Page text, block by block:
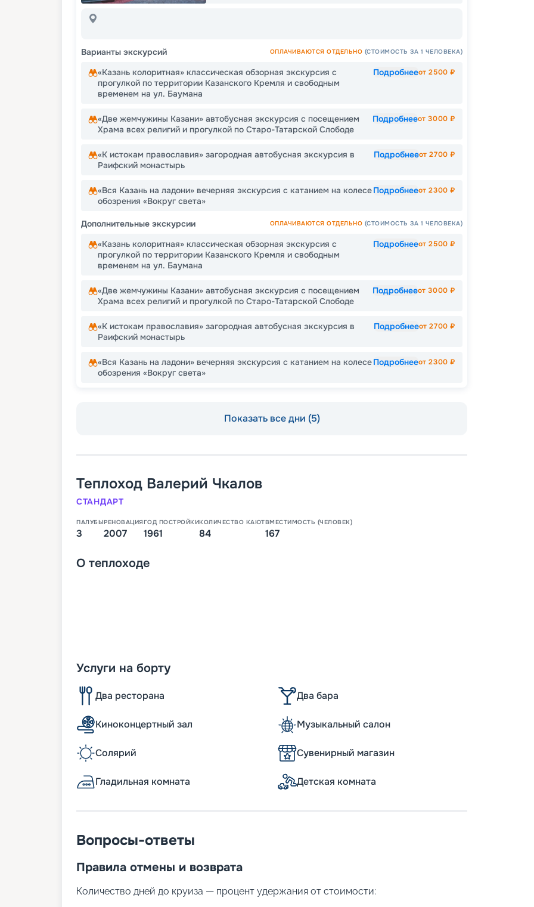
Варианты экскурсий ОПЛАЧИВАЮТСЯ ОТДЕЛЬНО (СТОИМОСТЬ ЗА 1 ЧЕЛОВЕКА)
«Казань колоритная» классическая обзорная экскурсия с
прогулкой по территории Казанского Кремля и свободным
временем на ул. Баумана
Подробнееот2500 ₽
«Две жемчужины Казани» автобусная экскурсия с посещением
Храма всех религий и прогулкой по Старо-Татарской Слободе
Подробнееот3000 ₽
«К истокам православия» загородная автобусная экскурсия в
Раифский монастырь
Подробнееот2700 ₽
«Вся Казань на ладони» вечерняя экскурсия с катанием на колесе
обозрения «Вокруг света»
Подробнееот2300 ₽
Дополнительные экскурсии ОПЛАЧИВАЮТСЯ ОТДЕЛЬНО (СТОИМОСТЬ ЗА 1 ЧЕЛОВЕКА)
«Казань колоритная» классическая обзорная экскурсия с
прогулкой по территории Казанского Кремля и свободным
временем на ул. Баумана
Подробнееот2500 ₽
«Две жемчужины Казани» автобусная экскурсия с посещением
Храма всех религий и прогулкой по Старо-Татарской Слободе
Подробнееот3000 ₽
«К истокам православия» загородная автобусная экскурсия в
Раифский монастырь
Подробнееот2700 ₽
«Вся Казань на ладони» вечерняя экскурсия с катанием на колесе
обозрения «Вокруг света»
Подробнееот2300 ₽
Показать все дни (5)
Теплоход Валерий Чкалов
СТАНДАРТ
ПАЛУБЫ
3
РЕНОВАЦИЯ
2007
ГОД ПОСТРОЙКИ
1961
КОЛИЧЕСТВО КАЮТ
84
ВМЕСТИМОСТЬ (ЧЕЛОВЕК)
167
О теплоходе
Услуги на борту
Два ресторана Два бара
Киноконцертный зал Музыкальный салон
Солярий Сувенирный магазин
Гладильная комната Детская комната
Вопросы-ответы
Правила отмены и возврата
Количество дней до круиза — процент удержания от стоимости: